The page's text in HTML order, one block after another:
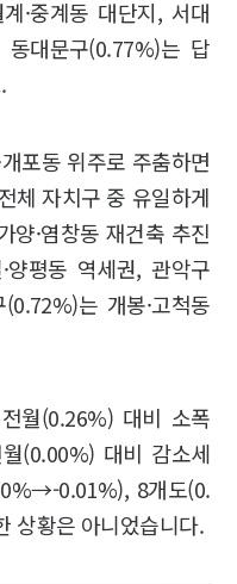
·중계동 대단지, 서대
동대문구(0.77%)는 답
포동 위주로 주춤하면
체 자치구 중 유일하게
양·염창동 재건축 추진
양평동 역세권, 관악구
는 개봉·고척동
월(0.26%) 대비 소폭
(0.00%) 대비 감소세
0.01%), 8개도(0.
상황은 아니었습니다.